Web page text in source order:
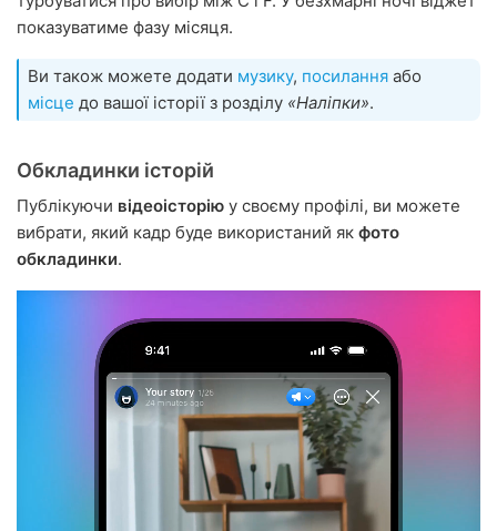
показуватиме фазу місяця.
Ви також можете додати музику, посилання або
місце до вашої історії з розділу «Наліпки».
Обкладинки історій
Публікуючи відеоісторію у своєму профілі, ви можете
вибрати, який кадр буде використаний як фото
обкладинки.